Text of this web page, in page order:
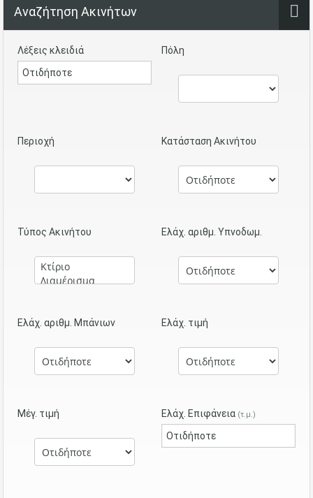
Αναζήτηση Ακινήτων
Λέξεις κλειδιά Πόλη
Περιοχή Κατάσταση Ακινήτου
Τύπος Ακινήτου Ελάχ. αριθμ. Υπνοδωμ.
Ελάχ. αριθμ. Μπάνιων Ελάχ. τιμή
Μέγ. τιμή Ελάχ. Επιφάνεια (τ.μ.)